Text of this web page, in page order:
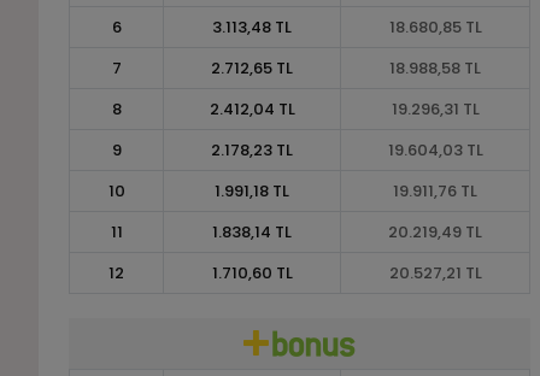
6
3.113,48 TL
18.680,85 TL
7
2.712,65 TL
18.988,58 TL
8
2.412,04 TL
19.296,31 TL
9
2.178,23 TL
19.604,03 TL
10
1.991,18 TL
19.911,76 TL
11
1.838,14 TL
20.219,49 TL
12
1.710,60 TL 20.527,21 TL